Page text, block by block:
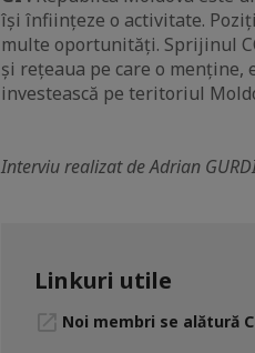
își înființeze o activitate.
multe oportunități. Sprijinul
și rețeaua pe care o
investească pe teritoriul
Interviu realizat de Adrian
Linkuri utile
Noi membri se alătură